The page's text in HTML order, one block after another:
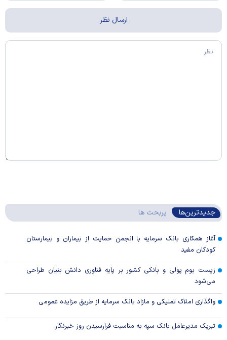
جدیدترین‌ها پربحث ها
آغاز همکاری بانک سرمایه با انجمن حمایت از بیماران و بیمارستان
کودکان مفید
زیست بوم پولی و بانکی کشور بر پایه فناوری دانش بنیان طراحی
می‌شود
واگذاری املاک تملیکی و مازاد بانک سرمایه از طریق مزایده عمومی
تبریک مدیرعامل بانک سپه به مناسبت فرارسیدن روز خبرنگار